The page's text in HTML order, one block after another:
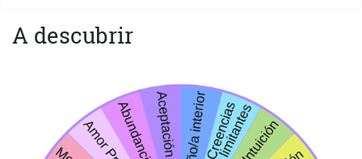
A descubrir